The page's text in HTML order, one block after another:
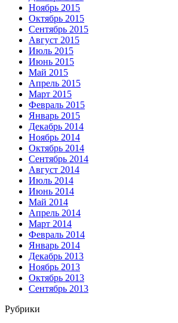
Ноябрь 2015
Октябрь 2015
Сентябрь 2015
Август 2015
Июль 2015
Июнь 2015
Май 2015
Апрель 2015
Март 2015
Февраль 2015
Январь 2015
Декабрь 2014
Ноябрь 2014
Октябрь 2014
Сентябрь 2014
Август 2014
Июль 2014
Июнь 2014
Май 2014
Апрель 2014
Март 2014
Февраль 2014
Январь 2014
Декабрь 2013
Ноябрь 2013
Октябрь 2013
Сентябрь 2013
Рубрики